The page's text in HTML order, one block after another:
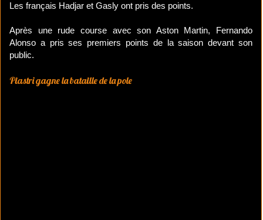
Les français Hadjar et Gasly ont pris des points.
Après une rude course avec son Aston Martin, Fernando
Alonso a pris ses premiers points de la saison devant son
public.
Piastri gagne la bataille de la pole